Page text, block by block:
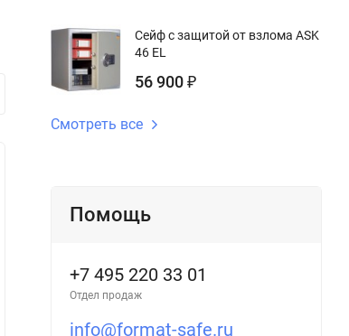
623 010₽
Сейф с защитой от взлома ASK
46 EL
56 900 ₽
Смотреть все
Помощь
+7 495 220 33 01
Отдел продаж
info@format-safe.ru